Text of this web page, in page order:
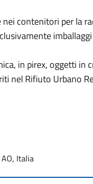
nei contenitori per la
in pirex, oggetti in
nel Rifiuto Urbano
Italia